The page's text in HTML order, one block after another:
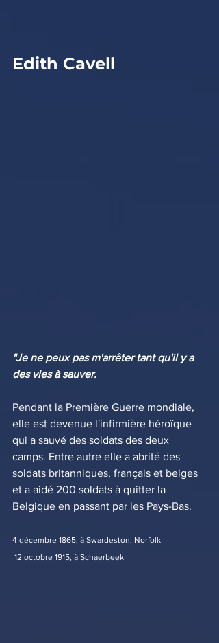
Edith Cavell
"Je ne peux pas m'arrêter tant qu'il y a
des vies à sauver.
Pendant la Première Guerre mondiale,
elle est devenue l'infirmière héroïque
qui a sauvé des soldats des deux
camps. Entre autre elle a abrité des
soldats britanniques, français et belges
et a aidé 200 soldats à quitter la
Belgique en passant par les Pays-Bas.
4 décembre 1865, à Swardeston, Norfolk
12 octobre 1915, à Schaerbeek